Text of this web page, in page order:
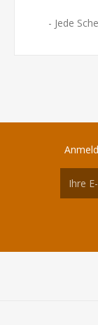
- Jede